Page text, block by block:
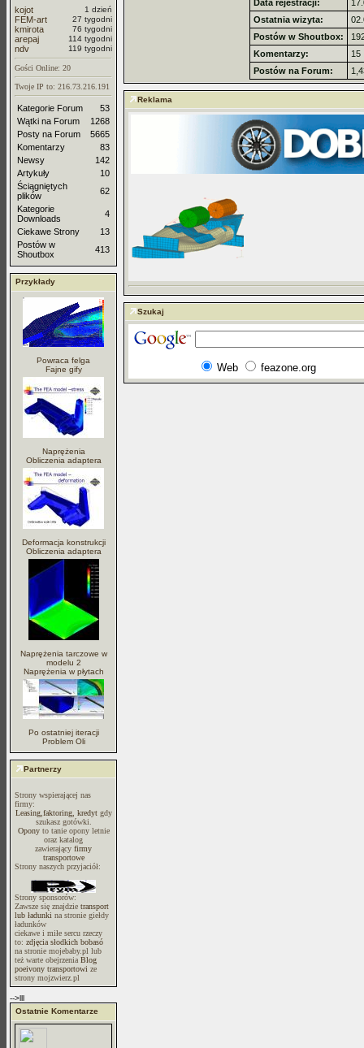
kojot 1 dzień
FEM-art 27 tygodni
kmirota 76 tygodni
arepaj 114 tygodni
ndv 119 tygodni
Gości Online: 20
Twoje IP to: 216.73.216.191
Kategorie Forum
53
Wątki na Forum
1268
Posty na Forum
5665
Komentarzy
83
Newsy
142
Artykuły
10
Ściągniętych
plików
62
Kategorie
Downloads
4
Ciekawe Strony
13
Postów w
Shoutbox
413
Przykłady
Powraca felga
Fajne gify
Naprężenia
Obliczenia adaptera
Deformacja konstrukcji
Obliczenia adaptera
Naprężenia tarczowe w
modelu 2
Naprężenia w płytach
Po ostatniej iteracji
Problem Oli
Partnerzy
Strony wspierającej nas
firmy:
Leasing,faktoring, kredytgdy
szukasz gotówki.
Oponyto tanie opony letnie
oraz katalog
zawierający firmy
transportowe
Strony naszych przyjaciół:
Strony sponsorów:
Zawsze się znajdzie transport
lub ładunki na stronie giełdy
ładunków
ciekawe i miłe sercu rzeczy
to: zdjęcia słodkich bobasó
na stronie mojebaby.pl lub
też warte obejrzenia Blog
poeivony transportowi ze
strony mojzwierz.pl
-->lll
Ostatnie Komentarze
Data rejestracji:
Ostatnia wizyta:
Postów w Shoutbox:
Komentarzy:
15
Postów na Forum:
Reklama
Szukaj
Web feazone.org